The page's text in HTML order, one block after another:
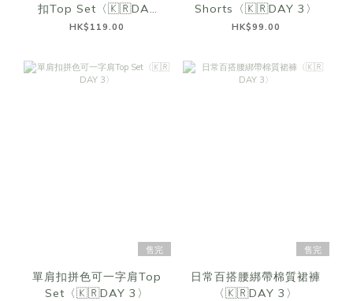
扣Top Set〈🇰🇷DAY
3〉
HK$119.00
Shorts〈🇰🇷DAY 3〉
HK$99.00
售完
單肩扣拼色可一字肩Top
Set〈🇰🇷DAY 3〉
售完
日常百搭腰綁帶棉質裙褲
〈🇰🇷DAY 3〉